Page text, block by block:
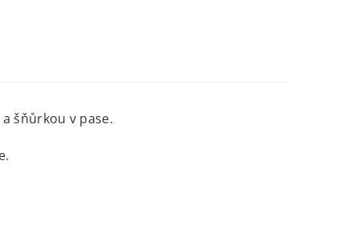
šňůrkou v pase.